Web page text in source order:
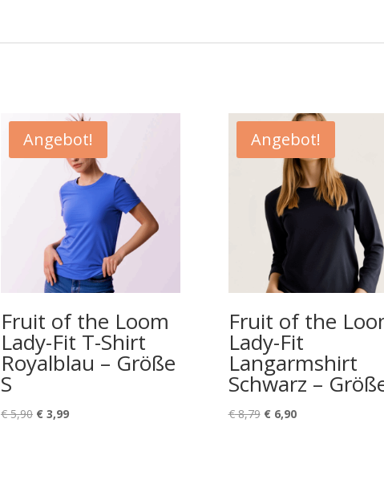
Angebot!
Fruit of the Loom
Lady-Fit T-Shirt
Royalblau – Größe
S
€5,90 Ursprünglicher
€3,99Aktueller
Angebot!
Fruit of the
Lady-Fit
Langarmshirt
Schwarz –
€8,79 Ursprünglicher
€6,90Aktueller